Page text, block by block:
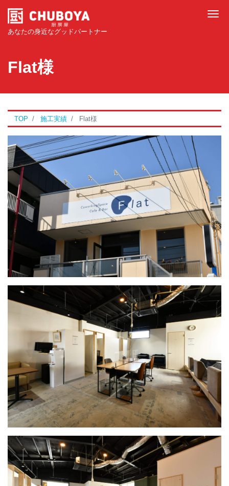
あなたの身近なグッドパートナー
Flat様
TOP 施工実績 Flat様